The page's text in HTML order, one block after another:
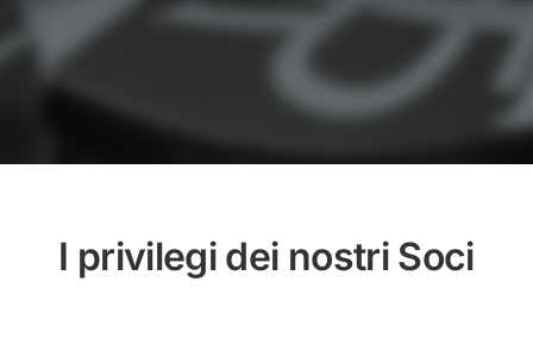
I privilegi dei nostri Soci